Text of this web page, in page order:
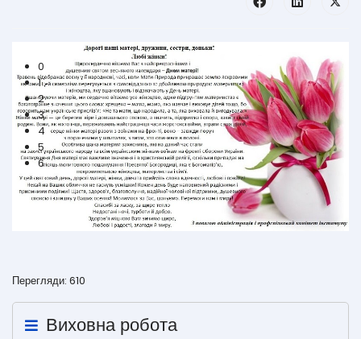
0
1
2
3
4
5
6
Перегляди: 610
Виховна робота